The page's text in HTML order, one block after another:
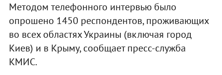
Методом телефонного интервью было
опрошено 1450 респондентов, проживающих
во всех областях Украины (включая город
Киев) и в Крыму, сообщает пресс-служба
КМИС.